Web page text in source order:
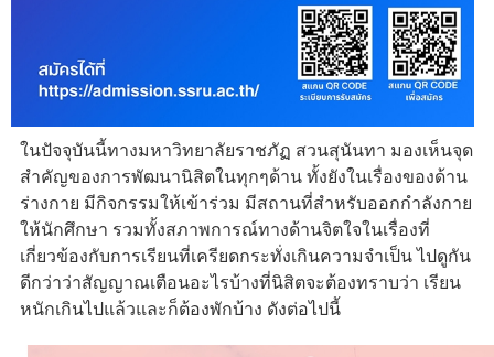
ในปัจจุบันนี้ทางมหาวิทยาลัยราชภัฏ สวนสุนันทา มองเห็นจุด
สำคัญของการพัฒนานิสิตในทุกๆด้าน ทั้งยังในเรื่องของด้าน
ร่างกาย มีกิจกรรมให้เข้าร่วม มีสถานที่สำหรับออกกำลังกาย
ให้นักศึกษา รวมทั้งสภาพการณ์ทางด้านจิตใจในเรื่องที่
เกี่ยวข้องกับการเรียนที่เครียดกระทั่งเกินความจำเป็น ไปดูกัน
ดีกว่าว่าสัญญาณเตือนอะไรบ้างที่นิสิตจะต้องทราบว่า เรียน
หนักเกินไปแล้วและก็ต้องพักบ้าง ดังต่อไปนี้